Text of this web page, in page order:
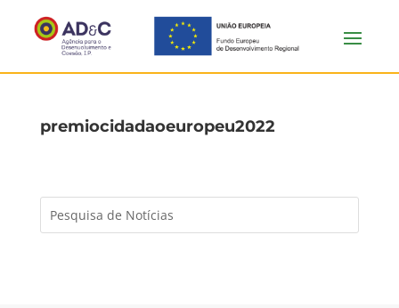
premiocidadaoeuropeu2022